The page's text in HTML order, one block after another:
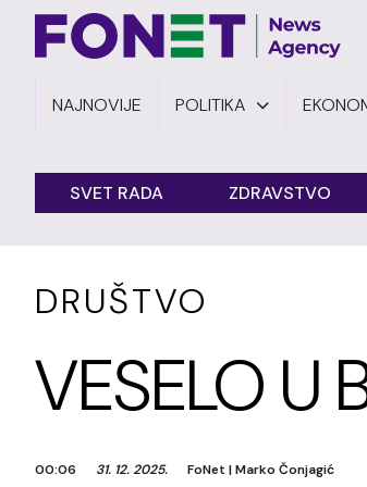
NAJNOVIJE POLITIKA
SVET RADA ZDRAVSTVO
DRUŠTVO
VESELO U
00:06 31. 12. 2025. FoNet |Marko Čonjagić